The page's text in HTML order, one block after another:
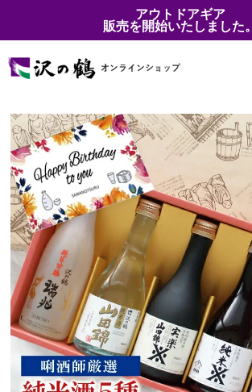
アウトドアギア
販売を開始いたしました。